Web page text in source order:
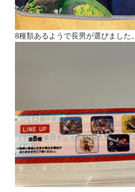
8種類あるようで長男が選びました。